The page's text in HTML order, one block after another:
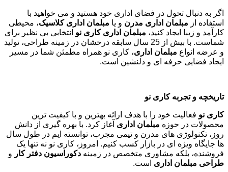
اگر به دنبال تحول در فضای اداری خود هستید و می خواهید با
استفاده از مبلمان اداری مدرن و یا مبلمان اداری کلاسیک، محیطی
کارآمد و زیبا ایجاد کنید، مبلمان اداری کاری نو انتخابی بی نظیر برای
شماست. با بیش از 25 سال سابقه درخشان در زمینه طراحی، تولید
و عرضه انواع مبلمان اداری، کاری نو همراه مطمئن شما در مسیر
ایجاد فضایی حرفه ای و دلنشین است.
تاریخچه و تجربه کاری نو
کاری نو فعالیت خود را با هدف ارائه بهترین و با کیفیت ترین
محصولات در حوزه مبلمان اداری آغاز کرد. با بهره گیری از دانش
روز، تکنولوژی های مدرن و تیمی مجرب، توانسته ایم در طول سال
ها جایگاه ویژه ای در بازار کسب کنیم. امروز، کاری نو نه تنها یک
فروشنده، بلکه مشاوری متخصص در زمینه دکوراسیون دفتر کار و
طراحی مبلمان اداری است.